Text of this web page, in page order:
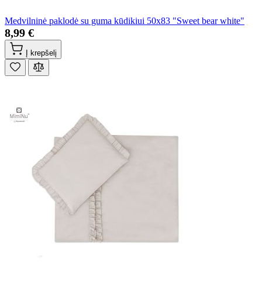
Medvilninė paklodė su guma kūdikiui 50x83 "Sweet bear white"
8,99 €
Į krepšelį